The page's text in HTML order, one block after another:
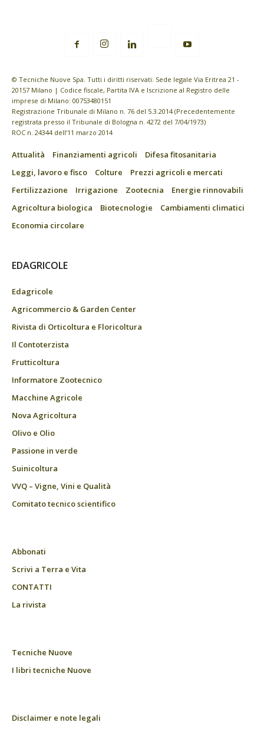
© Tecniche Nuove Spa. Tutti i diritti riservati. Sede legale Via Eritrea 21 -
20157 Milano | Codice fiscale, Partita IVA e Iscrizione al Registro delle
imprese di Milano: 00753480151
Registrazione Tribunale di Milano n. 76 del 5.3.2014 (Precedentemente
registrata presso il Tribunale di Bologna n. 4272 del 7/04/1973)
ROC n. 24344 dell’11 marzo 2014
Attualità Finanziamenti agricoli
Difesa fitosanitaria
Leggi, lavoro e fisco
Colture
Prezzi agricoli e mercati
Fertilizzazione
Irrigazione Zootecnia
Energie rinnovabili
Agricoltura biologica
Biotecnologie
Cambiamenti climatici
Economia circolare
EDAGRICOLE
Edagricole
Agricommercio & Garden Center
Rivista di Orticoltura e Floricoltura
Il Contoterzista
Frutticoltura
Informatore Zootecnico
Macchine Agricole
Nova Agricoltura
Olivo e Olio
Passione in verde
Suinicoltura
VVQ – Vigne, Vini e Qualità
Comitato tecnico scientifico
Abbonati
Scrivi a Terra e Vita
CONTATTI
La rivista
Tecniche Nuove
I libri tecniche Nuove
Disclaimer e note legali